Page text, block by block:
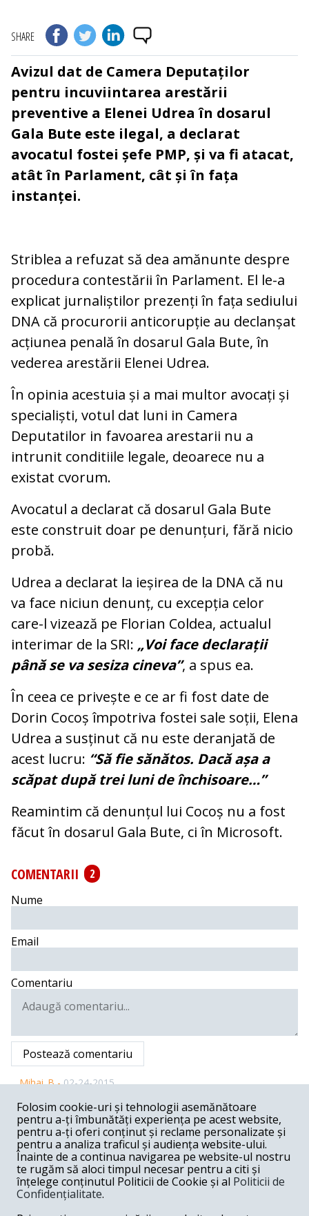
SHARE
Avizul dat de Camera Deputaților
pentru incuviintarea arestării
preventive a Elenei Udrea în dosarul
Gala Bute este ilegal, a declarat
avocatul fostei șefe PMP, și va fi atacat,
atât în Parlament, cât și în fața
instanței.
Striblea a refuzat să dea amănunte despre
procedura contestării în Parlament. El le-a
explicat jurnaliștilor prezenți în fața sediului
DNA că procurorii anticorupție au declanșat
acțiunea penală în dosarul Gala Bute, în
vederea arestării Elenei Udrea.
În opinia acestuia și a mai multor avocați și
specialiști, votul dat luni in Camera
Deputatilor in favoarea arestarii nu a
intrunit conditiile legale, deoarece nu a
existat cvorum.
Avocatul a declarat că dosarul Gala Bute
este construit doar pe denunțuri, fără nicio
probă.
Udrea a declarat la ieșirea de la DNA că nu
va face niciun denunț, cu excepția celor
care-l vizează pe Florian Coldea, actualul
interimar de la SRI: „Voi face declarații
până se va sesiza cineva”, a spus ea.
În ceea ce privește e ce ar fi fost date de
Dorin Cocoș împotriva fostei sale soții, Elena
Udrea a susținut că nu este deranjată de
acest lucru: “Să fie sănătos. Dacă așa a
scăpat după trei luni de închisoare…”
Reamintim că denunțul lui Cocoș nu a fost
făcut în dosarul Gala Bute, ci în Microsoft.
COMENTARII
2
Nume
Email
Comentariu
Postează comentariu
Mihai_B -02-24-2015
scuze, art 76 (2) din Constitutie
Răspunde
Mihai_B -02-24-2015
Da, exista o inadvertenta zdravana intre Regulamentul
Camerei Deputatilor si legea 26/2006 privind statutul
detatilor si senatorilor. Legea bate regulamentul, daar ....
Folosim cookie-uri și tehnologii asemănătoare
pentru a-ți îmbunătăți experiența pe acest website,
pentru a-ți oferi conținut și reclame personalizate și
pentru a analiza traficul și audiența website-ului.
Înainte de a continua navigarea pe website-ul nostru
te rugăm să aloci timpul necesar pentru a citi și
înțelege conținutul Politicii de Cookie și al Politicii de
Confidențialitate.